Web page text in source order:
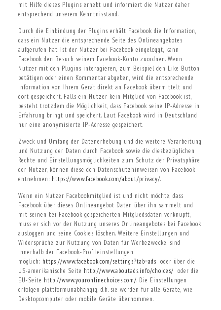
mit Hilfe dieses Plugins erhebt und informiert die Nutzer daher
entsprechend unserem Kenntnisstand.
Durch die Einbindung der Plugins erhält Facebook die Information,
dass ein Nutzer die entsprechende Seite des Onlineangebotes
aufgerufen hat. Ist der Nutzer bei Facebook eingeloggt, kann
Facebook den Besuch seinem Facebook-Konto zuordnen. Wenn
Nutzer mit den Plugins interagieren, zum Beispiel den Like Button
betätigen oder einen Kommentar abgeben, wird die entsprechende
Information von Ihrem Gerät direkt an Facebook übermittelt und
dort gespeichert. Falls ein Nutzer kein Mitglied von Facebook ist,
besteht trotzdem die Möglichkeit, dass Facebook seine IP-Adresse in
Erfahrung bringt und speichert. Laut Facebook wird in Deutschland
nur eine anonymisierte IP-Adresse gespeichert.
Zweck und Umfang der Datenerhebung und die weitere Verarbeitung
und Nutzung der Daten durch Facebook sowie die diesbezüglichen
Rechte und Einstellungsmöglichkeiten zum Schutz der Privatsphäre
der Nutzer, können diese den Datenschutzhinweisen von Facebook
entnehmen: https://www.facebook.com/about/privacy/.
Wenn ein Nutzer Facebookmitglied ist und nicht möchte, dass
Facebook über dieses Onlineangebot Daten über ihn sammelt und
mit seinen bei Facebook gespeicherten Mitgliedsdaten verknüpft,
muss er sich vor der Nutzung unseres Onlineangebotes bei Facebook
ausloggen und seine Cookies löschen. Weitere Einstellungen und
Widersprüche zur Nutzung von Daten für Werbezwecke, sind
innerhalb der Facebook-Profileinstellungen
möglich: https://www.facebook.com/settings?tab=ads oder über die
US-amerikanische Seite http://www.aboutads.info/choices/ oder die
EU-Seite http://www.youronlinechoices.com/. Die Einstellungen
erfolgen plattformunabhängig, d.h. sie werden für alle Geräte, wie
Desktopcomputer oder mobile Geräte übernommen.